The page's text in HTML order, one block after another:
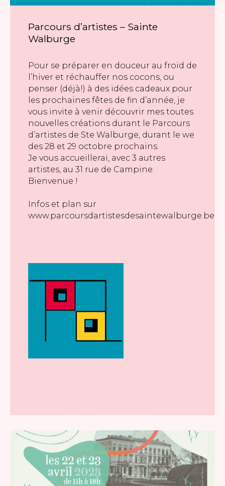
Parcours d’artistes – Sainte
Walburge
Pour se préparer en douceur au froid de
l’hiver et réchauffer nos cocons, ou
penser (déjà!) à des idées cadeaux pour
les prochaines fêtes de fin d’année, je
vous invite à venir découvrir mes toutes
nouvelles créations durant le Parcours
d’artistes de Ste Walburge, durant le we
des 28 et 29 octobre prochains.
Je vous accueillerai, avec 3 autres
artistes, au 31 rue de Campine.
Bienvenue !
Infos et plan sur
www.parcoursdartistesdesaintewalburge.be